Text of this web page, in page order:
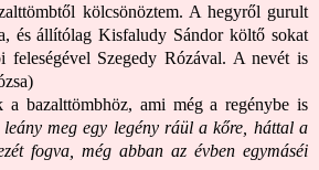
kölcsönöztem. A hegyről gurult
és állítólag Kisfaludy Sándor költő sokat
feleségével Szegedy Rózával. A nevét is
a bazalttömbhöz, ami még a regénybe is
leány meg egy legény ráül a kőre, háttal a
fogva, még abban az évben egymáséi